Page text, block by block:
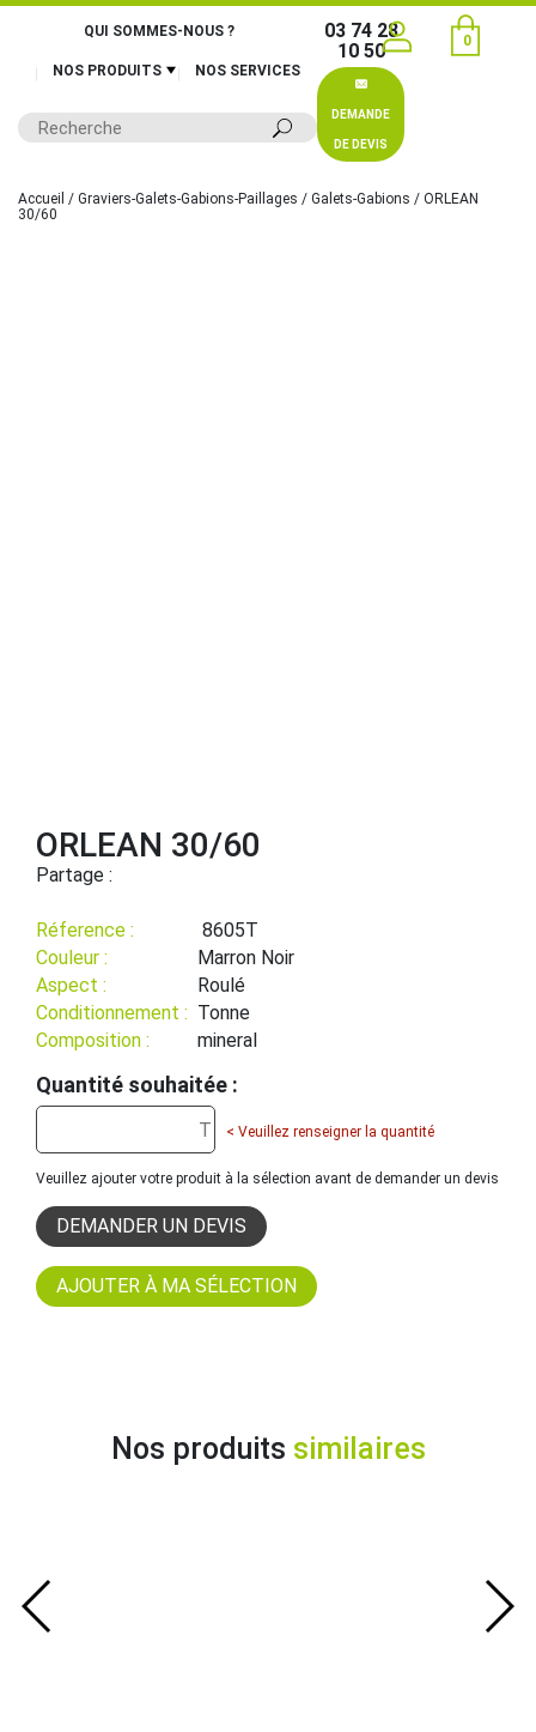
QUI SOMMES-NOUS ?
NOS PRODUITS NOS SERVICES
03 74 28
10 50
DEMANDE
DE DEVIS
0
Accueil / Graviers-Galets-Gabions-Paillages / Galets-Gabions / ORLEAN
30/60
ORLEAN 30/60
Partage :
Réference :
8605T
Couleur :
Marron Noir
Aspect :
Roulé
Conditionnement : Tonne
Composition :
mineral
Quantité souhaitée :
< Veuillez renseigner la quantité
Veuillez ajouter votre produit à la sélection avant de demander un devis
DEMANDER UN DEVIS
Nos produits similaires